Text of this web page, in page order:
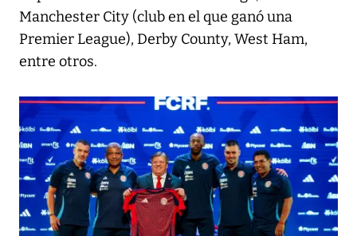
Manchester City (club en el que ganó una
Premier League), Derby County, West Ham,
entre otros.